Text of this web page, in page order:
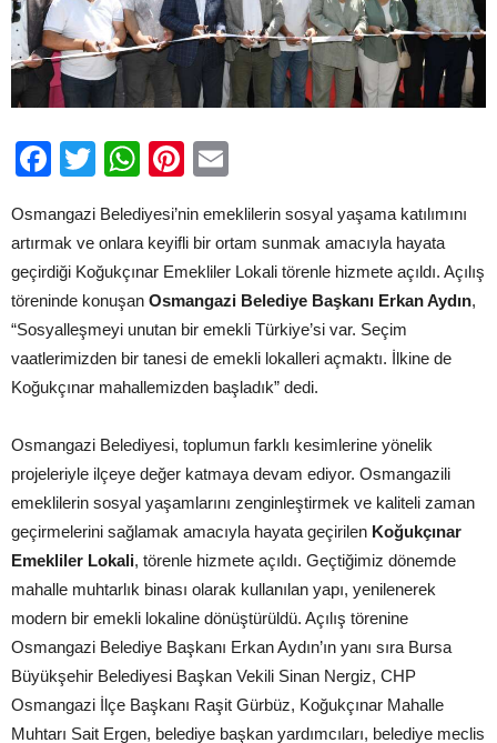
Facebook
TwitterWhatsApp
Pinterest
Osmangazi Belediyesi’nin emeklilerin sosyal yaşama katılımını
artırmak ve onlara keyifli bir ortam sunmak amacıyla hayata
geçirdiği Koğukçınar Emekliler Lokali törenle hizmete açıldı. Açılış
töreninde konuşan Osmangazi Belediye Başkanı Erkan Aydın,
“Sosyalleşmeyi unutan bir emekli Türkiye’si var. Seçim
vaatlerimizden bir tanesi de emekli lokalleri açmaktı. İlkine de
Koğukçınar mahallemizden başladık” dedi.
Osmangazi Belediyesi, toplumun farklı kesimlerine yönelik
projeleriyle ilçeye değer katmaya devam ediyor. Osmangazili
emeklilerin sosyal yaşamlarını zenginleştirmek ve kaliteli zaman
geçirmelerini sağlamak amacıyla hayata geçirilen Koğukçınar
Emekliler Lokali, törenle hizmete açıldı. Geçtiğimiz dönemde
mahalle muhtarlık binası olarak kullanılan yapı, yenilenerek
modern bir emekli lokaline dönüştürüldü. Açılış törenine
Osmangazi Belediye Başkanı Erkan Aydın’ın yanı sıra Bursa
Büyükşehir Belediyesi Başkan Vekili Sinan Nergiz, CHP
Osmangazi İlçe Başkanı Raşit Gürbüz, Koğukçınar Mahalle
Muhtarı Sait Ergen, belediye başkan yardımcıları, belediye meclis